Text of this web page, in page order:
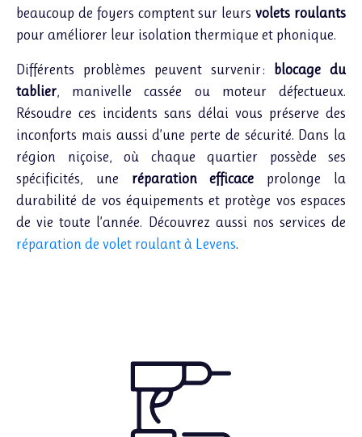
beaucoup de foyers comptent sur leursvolets roulants
pour améliorer leur isolation thermique et phonique.
Différents problèmes peuvent survenir : blocage du
tablier, manivelle cassée ou moteur défectueux.
Résoudre ces incidents sans délai vous préserve des
inconforts mais aussi d’une perte de sécurité. Dans la
région niçoise, où chaque quartier possède ses
spécificités, une réparation efficace prolonge la
durabilité de vos équipements et protège vos espaces
de vie toute l’année. Découvrez aussi nos services de
réparation de volet roulant à Levens.